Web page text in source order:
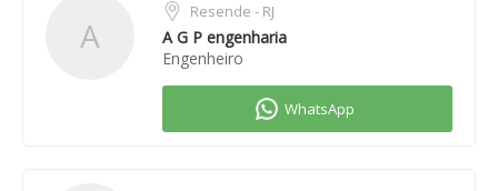
A
Resende - RJ
A G P engenharia
Engenheiro